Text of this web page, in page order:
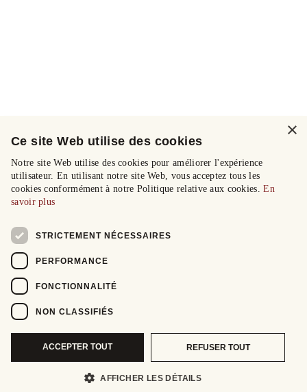
×
Ce site Web utilise des cookies
Notre site Web utilise des cookies pour améliorer l'expérience
utilisateur. En utilisant notre site Web, vous acceptez tous les
cookies conformément à notre Politique relative aux cookies.En
savoir plus
STRICTEMENT NÉCESSAIRES
PERFORMANCE
FONCTIONNALITÉ
NON CLASSIFIÉS
ACCEPTER TOUT REFUSER TOUT
AFFICHER LES DÉTAILS